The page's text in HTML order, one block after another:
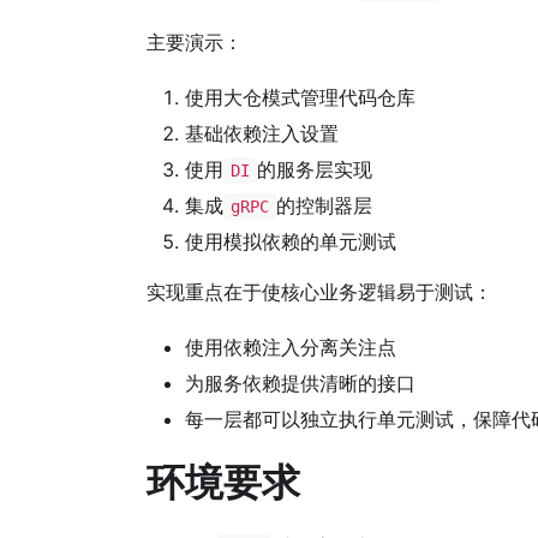
主要演示：
使用大仓模式管理代码仓库
基础依赖注入设置
使用 DI 的服务层实现
集成 gRPC 的控制器层
使用模拟依赖的单元测试
实现重点在于使核心业务逻辑易于测试：
使用依赖注入分离关注点
为服务依赖提供清晰的接口
每一层都可以独立执行单元测试，保障代
环境要求